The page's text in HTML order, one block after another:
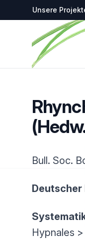
Zentralstellen-
Startseite
Bull. Soc.
Deutscher
Hypnales